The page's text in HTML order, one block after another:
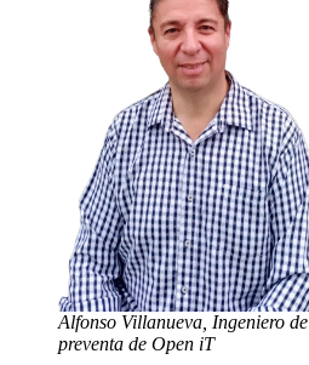
Alfonso Villanueva, Ingeniero de
preventa de Open iT